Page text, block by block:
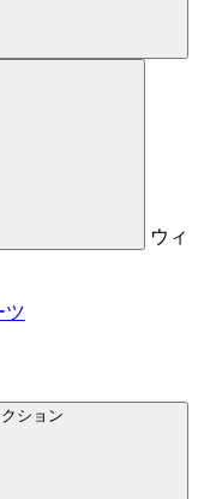
ウィ
ツ
ション